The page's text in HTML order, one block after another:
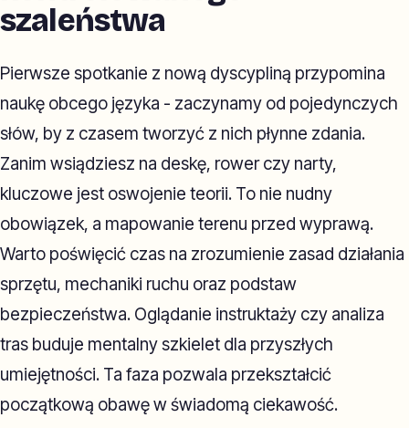
szaleństwa
Pierwsze spotkanie z nową dyscypliną przypomina
naukę obcego języka - zaczynamy od pojedynczych
słów, by z czasem tworzyć z nich płynne zdania.
Zanim wsiądziesz na deskę, rower czy narty,
kluczowe jest oswojenie teorii. To nie nudny
obowiązek, a mapowanie terenu przed wyprawą.
Warto poświęcić czas na zrozumienie zasad działania
sprzętu, mechaniki ruchu oraz podstaw
bezpieczeństwa. Oglądanie instruktaży czy analiza
tras buduje mentalny szkielet dla przyszłych
umiejętności. Ta faza pozwala przekształcić
początkową obawę w świadomą ciekawość.